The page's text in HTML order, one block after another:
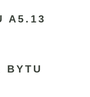
A5.13
BYTU